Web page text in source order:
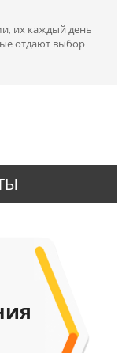
их каждый день
отдают выбор